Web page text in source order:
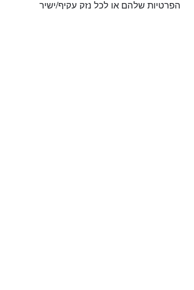
הפרטיות שלהם או לכל נזק עקיף/ישיר